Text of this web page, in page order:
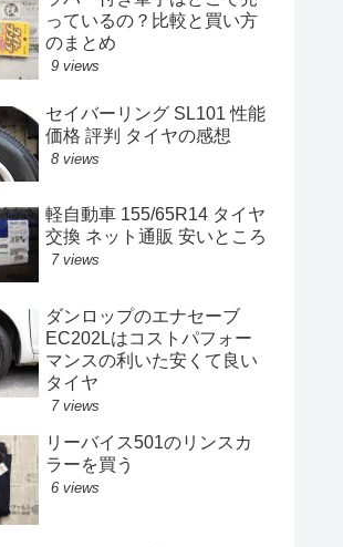
っているの？比較と買い方
のまとめ
9 views
セイバーリング SL101 性能
価格 評判 タイヤの感想
8 views
軽自動車 155/65R14 タイヤ
交換 ネット通販 安いところ
7 views
ダンロップのエナセーブ
EC202Lはコストパフォー
マンスの利いた安くて良い
タイヤ
7 views
リーバイス501のリンスカ
ラーを買う
6 views